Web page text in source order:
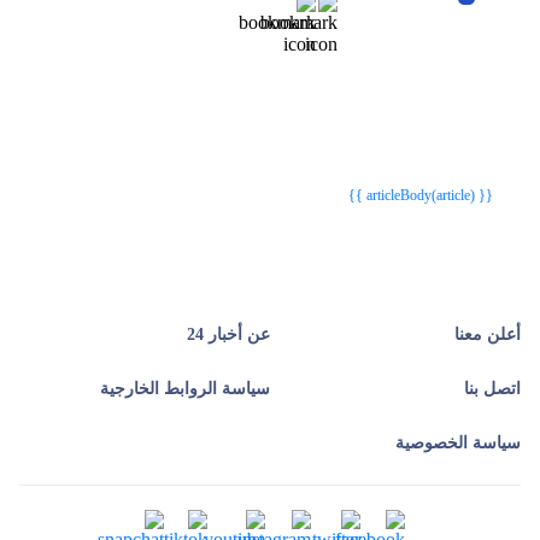
{{ articleBody(article) }}
أعلن معنا عن أخبار 24
اتصل بنا سياسة الروابط الخارجية
سياسة الخصوصية